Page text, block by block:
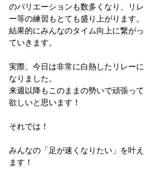
のバリエーションも数多くなり、リレ
ー等の練習もとても盛り上がります。
結果的にみんなのタイム向上に繋がっ
ていきます。
実際、今日は非常に白熱したリレーに
なりました。
来週以降もこのままの勢いで頑張って
欲しいと思います！
それでは！
みんなの「足が速くなりたい」を叶え
ます！